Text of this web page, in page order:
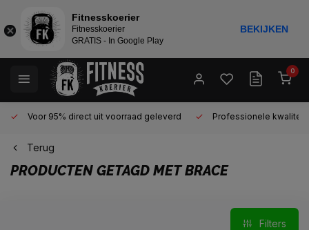
0
Voor 95% direct uit voorraad geleverd Professionele kwaliteit
Terug
PRODUCTEN GETAGD MET BRACE
Filters
Fitnesskoerier
Fitnesskoerier
GRATIS - In Google Play
BEKIJKEN